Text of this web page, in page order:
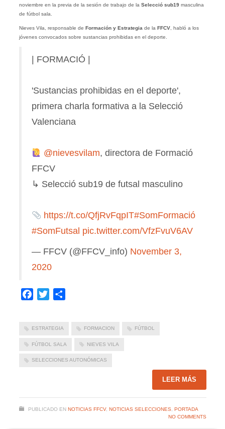
noviembre en la previa de la sesión de trabajo de la Selecció sub19 masculina
de fútbol sala.
Nieves Vila, responsable de Formación y Estrategia de la FFCV, habló a los
jóvenes convocados sobre sustancias prohibidas en el deporte.
| FORMACIÓ |
'Sustancias prohibidas en el deporte',
primera charla formativa a la Selecció
Valenciana
@nievesvilam, directora de Formació
FFCV
↳ Selecció sub19 de futsal masculino
https://t.co/QfjRvFqpIT#SomFormació
#SomFutsal pic.twitter.com/VfzFvuV6AV
— FFCV (@FFCV_info) November 3,
2020
Facebook
Twitter
ESTRATEGIA FORMACION FÚTBOL
FÚTBOL SALA NIEVES VILA
SELECCIONES AUTONÓMICAS
LEER MÁS
PUBLICADO EN NOTICIAS FFCV, NOTICIAS SELECCIONES, PORTADA
NO COMMENTS